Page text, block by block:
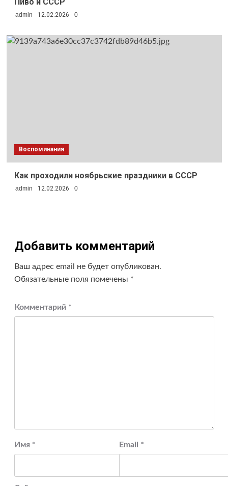
admin 12.02.2026 0
Воспоминания
Как проходили ноябрьские праздники в СССР
admin 12.02.2026 0
Добавить комментарий
Ваш адрес email не будет опубликован.
Обязательные поля помечены *
Комментарий *
Имя * Email *